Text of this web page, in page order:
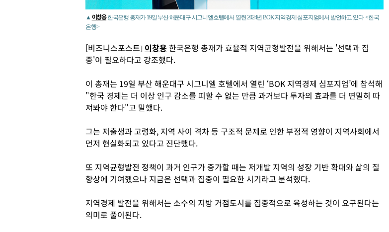
▲ 이창용한국은행 총재가 19일 부산 해운대구 시그니엘호텔에서 열린 2024년 BOK 지역경제 심포지엄에서 발언하고 있다. <한국
은행>
[비즈니스포스트] 이창용 한국은행 총재가 효율적 지역균형발전을 위해서는 '선택과 집
중'이 필요하다고 강조했다.
이 총재는 19일 부산 해운대구 시그니엘 호텔에서 열린 ‘BOK 지역경제 심포지엄’에 참석해
"한국 경제는 더 이상 인구 감소를 피할 수 없는 만큼 과거보다 투자의 효과를 더 면밀히 따
져봐야 한다"고 말했다.
그는 저출생과 고령화, 지역 사이 격차 등 구조적 문제로 인한 부정적 영향이 지역사회에서
먼저 현실화되고 있다고 진단했다.
또 지역균형발전 정책이 과거 인구가 증가할 때는 저개발 지역의 성장 기반 확대와 삶의 질
향상에 기여했으나 지금은 선택과 집중이 필요한 시기라고 분석했다.
지역경제 발전을 위해서는 소수의 지방 거점도시를 집중적으로 육성하는 것이 요구된다는
의미로 풀이된다.